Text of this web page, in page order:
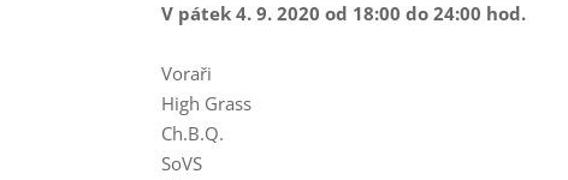
V pátek 4. 9. 2020 od 18:00 do 24:00 hod.
Voraři
High Grass
Ch.B.Q.
SoVS